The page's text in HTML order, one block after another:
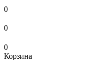
0
0
0
Корзина